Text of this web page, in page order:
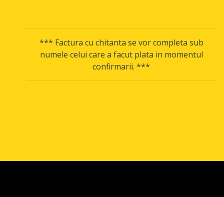
*** Factura cu chitanta se vor completa sub
numele celui care a facut plata in momentul
confirmarii. ***